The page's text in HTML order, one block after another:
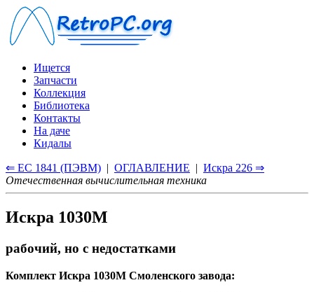
Ищется
Запчасти
Коллекция
Библиотека
Контакты
На даче
Кидалы
⇐ ЕС 1841 (ПЭВМ) | ОГЛАВЛЕНИЕ | Искра 226 ⇒
Отечественная вычислительная техника
Искра 1030М
рабочий, но с недостатками
Комплект Искра 1030М Смоленского завода: